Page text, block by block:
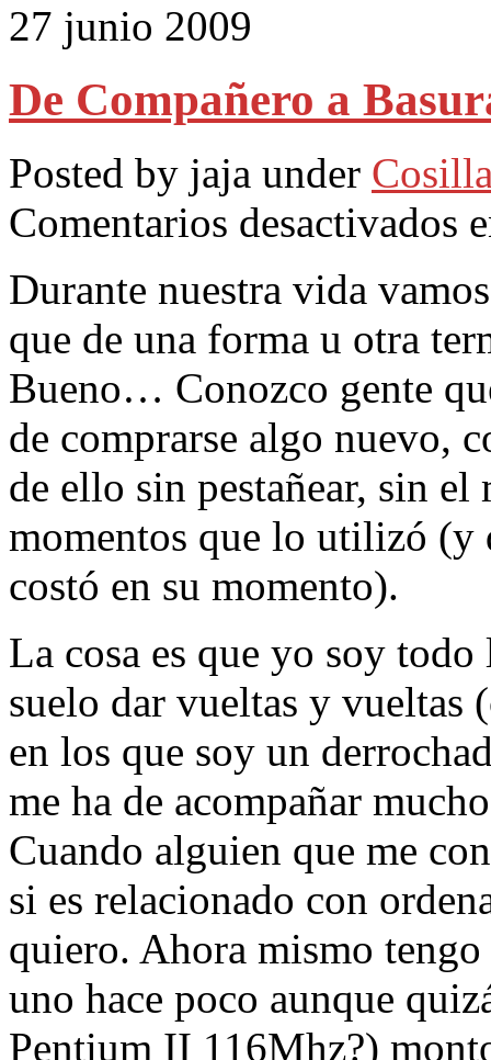
27 junio 2009
De Compañero a
Posted by jaja under
Comentarios desactivados
Durante nuestra vida
que de una forma u otra
Bueno… Conozco gente
de comprarse algo nuevo,
de ello sin pestañear, sin
momentos que lo utilizó (y
costó en su momento).
La cosa es que yo soy
suelo dar vueltas y vueltas
en los que soy un
me ha de acompañar
Cuando alguien que me
si es relacionado con
quiero. Ahora mismo tengo
uno hace poco aunque
Pentium II 116Mhz?)